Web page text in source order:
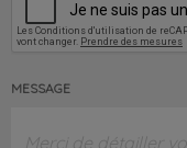
MESSAGE